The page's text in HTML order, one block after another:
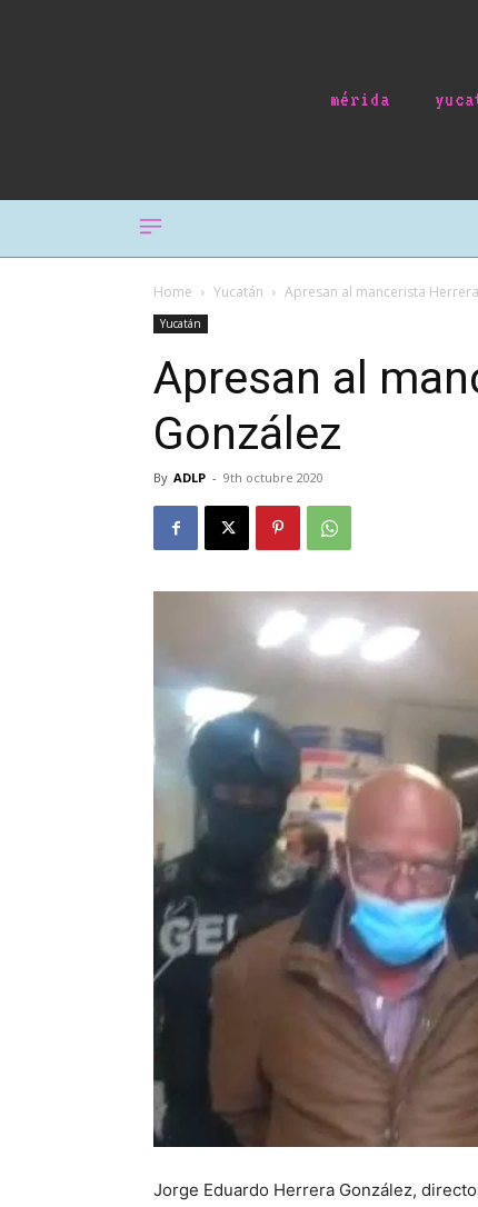
mérida
Home Yucatán Apresan al mancerista
Yucatán
Apresan al
González
By ADLP - 9th octubre 2020
Jorge Eduardo Herrera González,